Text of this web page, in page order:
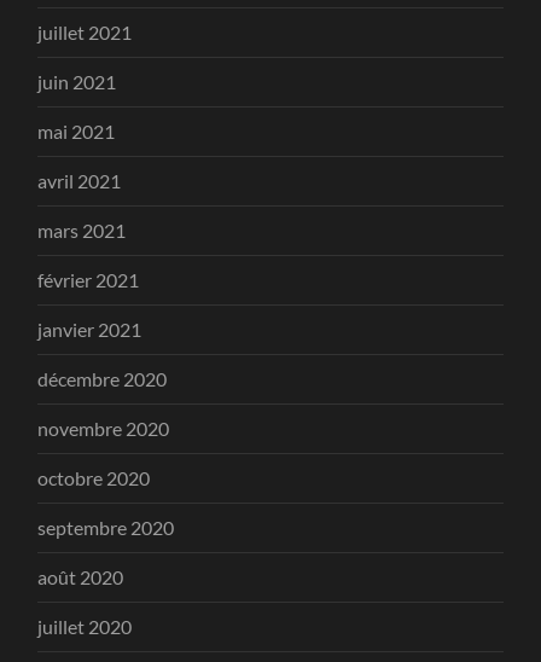
juillet 2021
juin 2021
mai 2021
avril 2021
mars 2021
février 2021
janvier 2021
décembre 2020
novembre 2020
octobre 2020
septembre 2020
août 2020
juillet 2020